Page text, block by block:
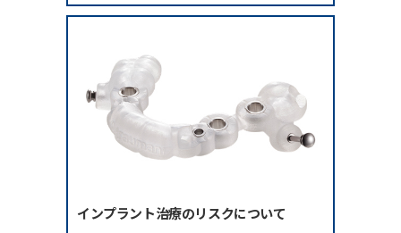
インプラント治療のリスクについて